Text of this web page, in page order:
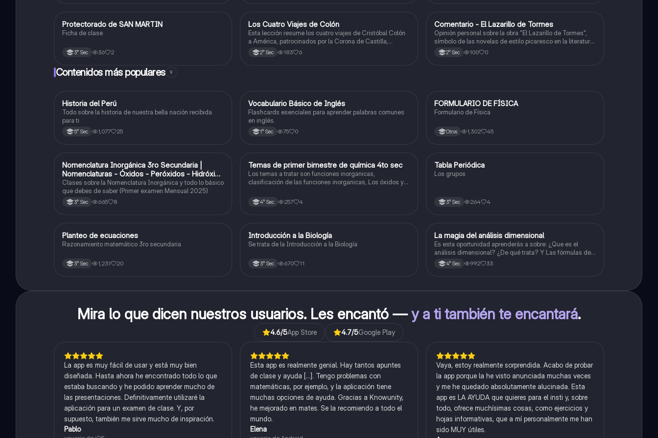
Ciencias Sociales
Protectorado de SAN MARTIN
Ficha de clase
3° Sec 36 2
Ciencias Sociales
Los Cuatro Viajes de Colón
Esta lección resume los cuatro viajes de Cristóbal Colón
a América, patrocinados por la Corona de Castilla,
destacando sus objetivos, rutas y descubrimientos.
2° Sec 183 6
Castellano
Comentario - El Lazarillo de Tormes
Opinión personal sobre la obra "El Lazarillo de Tormes",
símbolo de las novelas de estilo picaresco en la literatura
española.
2° Sec 100 0
Contenidos más populares 9
Ciencias Sociales
Historia del Perú
Todo sobre la historia de nuestra bella nación recibida
para ti
5° Sec 1,077 25
VInglés
Vocabulario Básico de Inglés
Flashcards esenciales para aprender palabras comunes
en inglés.
1° Sec 75 0
Física
FORMULARIO DE FÍSICA
Formulario de Física
Otros 1,302 45
Química
Nomenclatura Inorgánica 3ro Secundaria |
Nomenclaturas - Óxidos - Peróxidos - Hidróxido
o Bases
Clases sobre la Nomenclatura Inorgánica y todo lo básico
que debes de saber (Primer examen Mensual 2025)
3° Sec 665 8
Química
Temas de primer bimestre de química 4to sec
Los temas a tratar son funciones inorganicas,
clasificación de las funciones inorganicas, Los óxidos y
4° Sec 257 4
Química
Tabla Periódica
Los grupos
3° Sec 264 4
Matemáticas
Planteo de ecuaciones
Razonamiento matemático 3ro secundaria
3° Sec 1,231 20
Biología
Introducción a la Biología
Se trata de la Introducción a la Biología
3° Sec 670 11
Física
La magia del análisis dimensional
Es esta oportunidad aprenderás a sobre: ¿Que es el
análisis dimensional? ¿De qué trata? Y Las fórmulas de
las magnitudes fundamentales y derivadas.
4° Sec 992 33
Mira lo que dicen nuestros usuarios. Les encantó —y a ti también te encantará.
4.6/5App Store 4.7/5Google Play
La app es muy fácil de usar y está muy bien
diseñada. Hasta ahora he encontrado todo lo que
estaba buscando y he podido aprender mucho de
las presentaciones. Definitivamente utilizaré la
aplicación para un examen de clase. Y, por
supuesto, también me sirve mucho de inspiración.
Pablo
Esta app es realmente genial. Hay tantos apuntes
de clase y ayuda [...]. Tengo problemas con
matemáticas, por ejemplo, y la aplicación tiene
muchas opciones de ayuda. Gracias a Knowunity,
he mejorado en mates. Se la recomiendo a todo el
mundo.
Elena
Vaya, estoy realmente sorprendida. Acabo de probar
la app porque la he visto anunciada muchas veces
y me he quedado absolutamente alucinada. Esta
app es LA AYUDA que quieres para el insti y, sobre
todo, ofrece muchísimas cosas, como ejercicios y
hojas informativas, que a mí personalmente me han
sido MUY útiles.